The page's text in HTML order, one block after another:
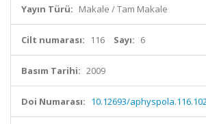
Yayın Türü: Makale / Tam Makale
Cilt numarası: 116 Sayı: 6
Basım Tarihi: 2009
Doi Numarası: 10.12693/